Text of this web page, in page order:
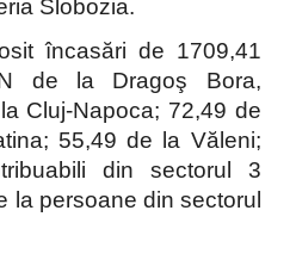
Slobozia.
încasări de 1709,41
de la Dragoş Bora,
Cluj-Napoca; 72,49 de
55,49 de la Văleni;
din sectorul 3
la persoane din sectorul